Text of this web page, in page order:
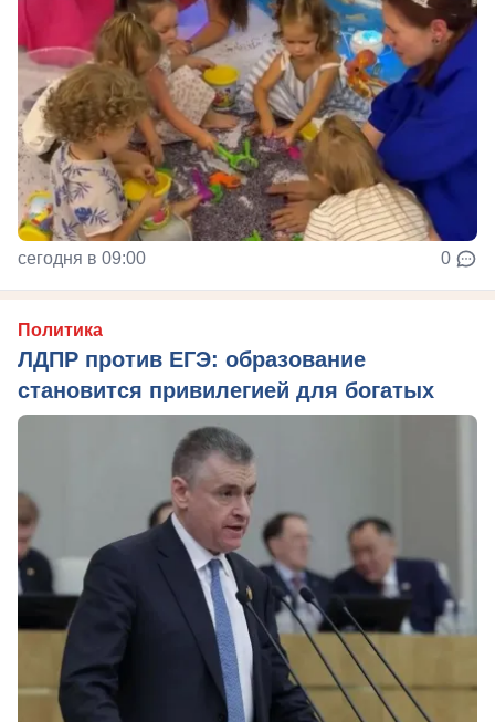
сегодня в 09:00 0
Политика
ЛДПР против ЕГЭ: образование
становится привилегией для богатых